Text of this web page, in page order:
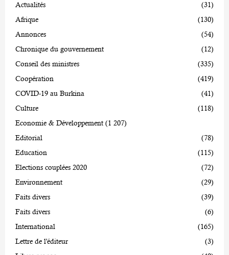
Actualités
(31)
Afrique
(130)
Annonces
(54)
Chronique du gouvernement
(12)
Conseil des ministres
(335)
Coopération
(419)
COVID-19 au Burkina
(41)
Culture
(118)
Economie & Développement (1 207)
Editorial
(78)
Education
(115)
Elections couplées 2020
(72)
Environnement
(29)
Faits divers
(39)
Faits divers
(6)
International
(165)
Lettre de l'éditeur
(3)